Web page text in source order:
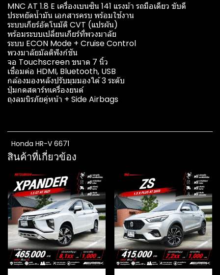
MNC AT 1.8 E เครื่องเบนซิน 141 แรงม้า รถมือเดียว ขับดี
ประหยัดน้ำมัน เอกสารครบ พร้อมใช้งาน
ระบบเกียร์อัตโนมัติ CVT (แปรผัน)
พร้อมระบบเปลี่ยนเกียร์ที่พวงมาลัย
ระบบ ECON Mode + Cruise Control
พวงมาลัยมัลติฟังก์ชัน
จอ Touchscreen ขนาด 7 นิ้ว
เชื่อมต่อ HDMI, Bluetooth, USB
กล้องมองหลังปรับมุมมองได้ 3 ระดับ
ปุ่มกดสตาร์ทเครื่องยนต์
ถุงลมนิรภัยคู่หน้า + Side Airbags
Honda HR-V 6671
สินค้าที่เกี่ยวข้อง